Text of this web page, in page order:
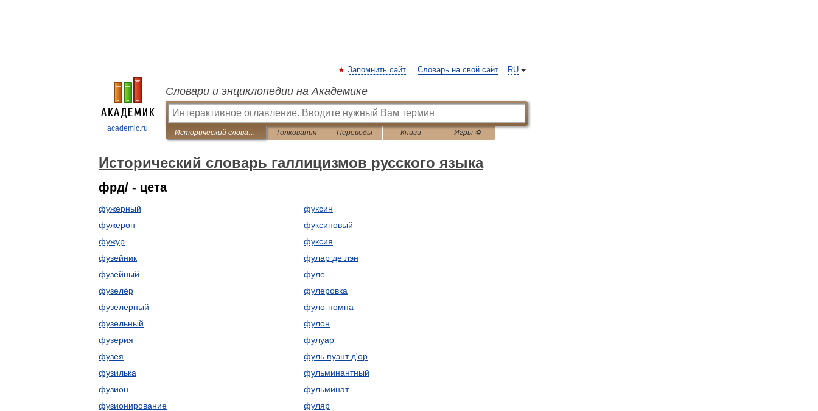
academic.ru
RU
Запомнить сайт Словарь на свой сайт
Словари и энциклопедии на Академике
Исторический словарь галлицизмов русского языка Толкования Переводы Книги Игры ⚽
Исторический словарь галлицизмов русского языка
фрд/ - цета
фужерный
фужерон
фужур
фузейник
фузейный
фузелёр
фузелёрный
фузельный
фузерия
фузея
фузилька
фузион
фузионирование
фуксин
фуксиновый
фуксия
фулар де лэн
фуле
фулеровка
фуло-помпа
фулон
фулуар
фуль пуэнт д'ор
фульминантный
фульминат
фуляр